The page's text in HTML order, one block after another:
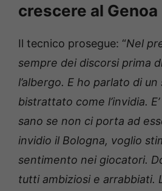
crescere al Genoa
Il tecnico prosegue: “Nel
sempre dei discorsi prima
l’albergo. E ho parlato di
bistrattato come l’invidia.
sano se non ci porta ad
invidio il Bologna, voglio
sentimento nei giocatori.
tutti ambiziosi e arrabbiati.